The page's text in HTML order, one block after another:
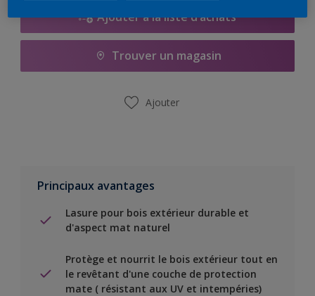
Ajouter à la liste d’achats
Trouver un magasin
Ajouter
Principaux avantages
Lasure pour bois extérieur durable et
d'aspect mat naturel
Protège et nourrit le bois extérieur tout en
le revêtant d'une couche de protection
mate ( résistant aux UV et intempéries)